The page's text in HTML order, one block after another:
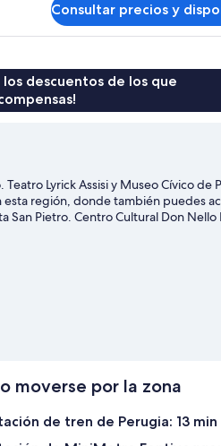
Consultar precios y
descuentos de los que
Lyrick Assisi y Museo Cívico de
esta región, donde también puedes
San Pietro. Centro Cultural Don Nello
y mejora tu swing! Podrás
moverse por la zona
de tren de Perugia: 13 min